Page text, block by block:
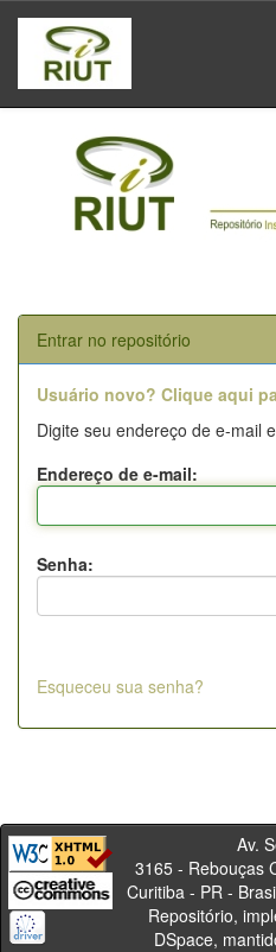
Skip
navigation
Entrar no repositório
Usuário novo? Clique aqui
Digite seu endereço de e-mail
Endereço de e-mail:
Senha:
Esqueceu sua senha?
Av. Sete
3165 - Rebouças
Curitiba -
Repositório,
DSpace,